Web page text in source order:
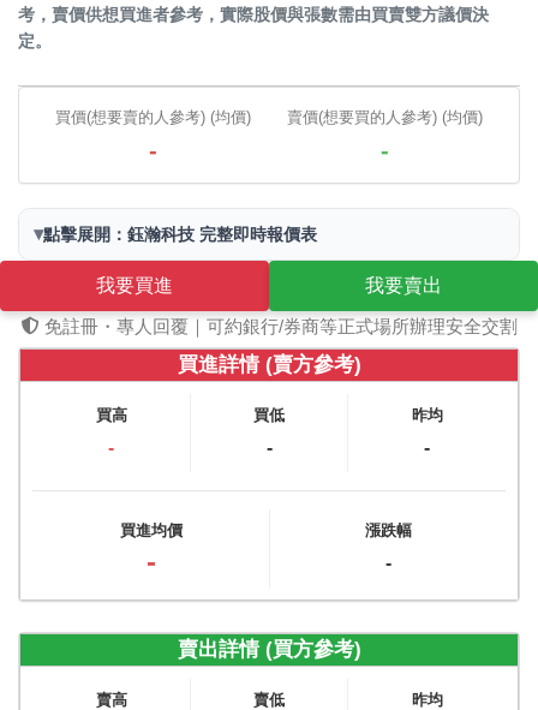
考，賣價供想買進者參考，實際股價與張數需由買賣雙方議價決
定。
買價(想要賣的人參考) (均價)
-
賣價(想要買的人參考) (均價)
-
▾點擊展開：鈺瀚科技 完整即時報價表
我要買進
我要賣出
免註冊・專人回覆｜可約銀行/券商等正式場所辦理安全交割
買進詳情 (賣方參考)
買高
-
買低
-
昨均
-
買進均價
-
漲跌幅
-
賣出詳情 (買方參考)
賣高 賣低 昨均